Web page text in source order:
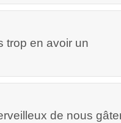
trop en avoir un
de nous